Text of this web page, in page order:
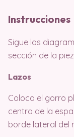
Instrucciones
Sigue los
sección de la
Lazos
Coloca el gorro
centro de la
borde lateral del